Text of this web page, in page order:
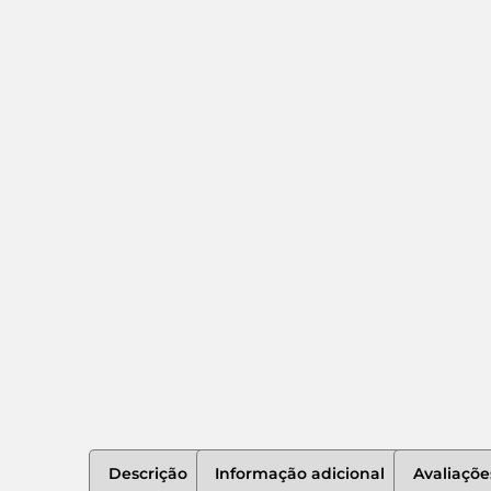
Descrição Informação adicional